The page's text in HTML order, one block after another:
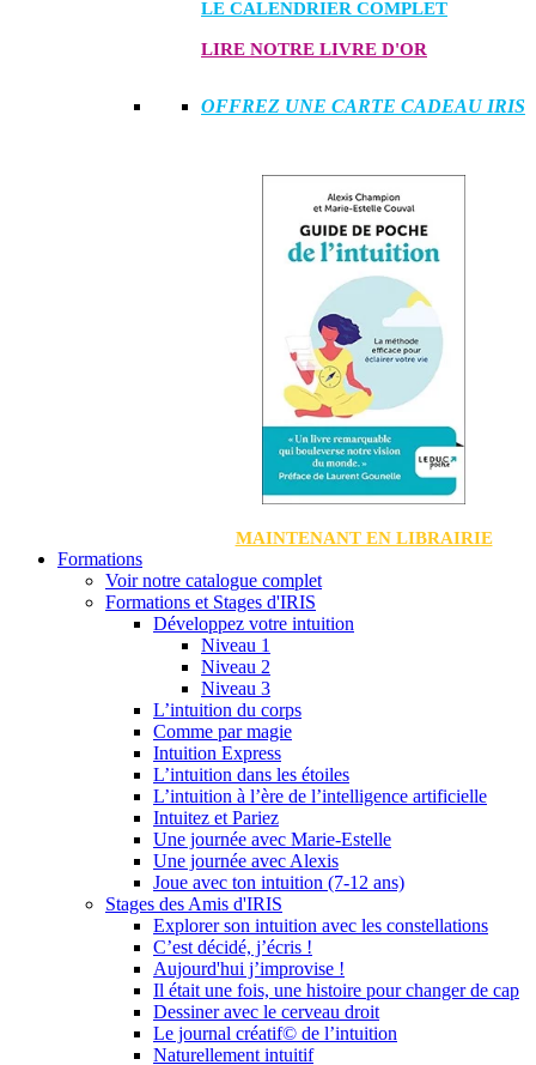
LE CALENDRIER COMPLET
LIRE NOTRE LIVRE D'OR
OFFREZ UNE CARTE CADEAU IRIS
MAINTENANT EN LIBRAIRIE
Formations
Voir notre catalogue complet
Formations et Stages d'IRIS
Développez votre intuition
Niveau 1
Niveau 2
Niveau 3
L’intuition du corps
Comme par magie
Intuition Express
L’intuition dans les étoiles
L’intuition à l’ère de l’intelligence artificielle
Intuitez et Pariez
Une journée avec Marie-Estelle
Une journée avec Alexis
Joue avec ton intuition (7-12 ans)
Stages des Amis d'IRIS
Explorer son intuition avec les constellations
C’est décidé, j’écris !
Aujourd'hui j’improvise !
Il était une fois, une histoire pour changer de cap
Dessiner avec le cerveau droit
Le journal créatif© de l’intuition
Naturellement intuitif